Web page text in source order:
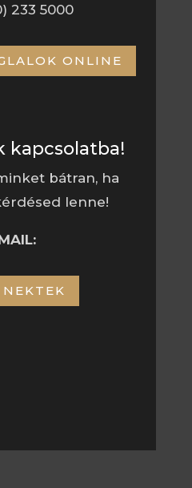
233 5000
ONLINE
kapcsolatba!
bátran, ha
lenne!